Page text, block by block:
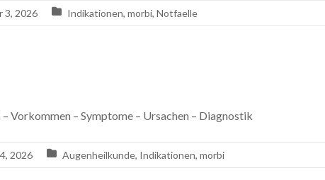
3, 2026 Indikationen, morbi, Notfaelle
Vorkommen – Symptome – Ursachen – Diagnostik
2026 Augenheilkunde, Indikationen, morbi